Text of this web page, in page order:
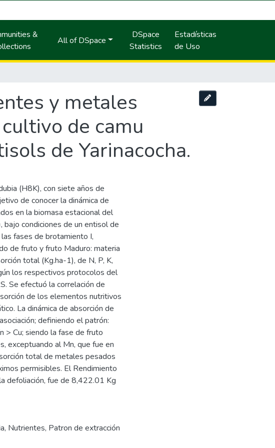
&
All of DSpace
DSpace
Statistics
Estadísticas
de Uso
y metales
de camu
de Yarinacocha.
(H8K), con siete años de
de conocer la dinámica de
en la biomasa estacional del
bajo condiciones de un entisol de
fases de brotamiento I,
de fruto y fruto Maduro: materia
total (Kg.ha-1), de N, P, K,
los respectivos protocolos del
Se efectuó la correlación de
de los elementos nutritivos
La dinámica de absorción de
definiendo el patrón:
> Cu; siendo la fase de fruto
exceptuando al Mn, que fue en
total de metales pesados
permisibles. El Rendimiento
defoliación, fue de 8,422.01 Kg
, Nutrientes, Patron de extracción